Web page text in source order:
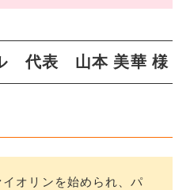
代表 山本 美華 様
オリンを始められ、パ